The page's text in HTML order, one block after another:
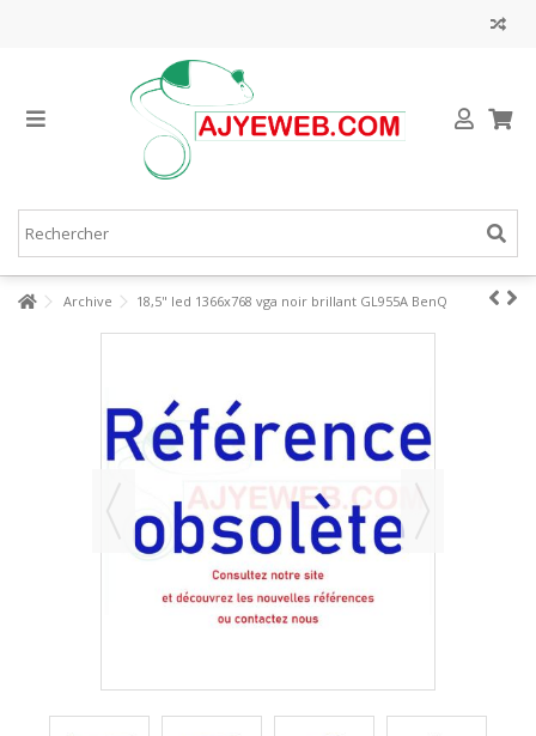
Archive 18,5" led 1366x768 vga noir brillant GL955A BenQ